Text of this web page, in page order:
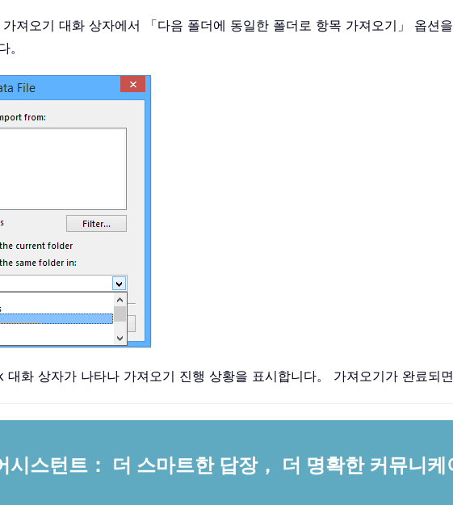
져오기 대화 상자에서 「다음 폴더에 동일한 폴더로 항목 가져오기」 옵션
。
화 상자가 나타나 가져오기 진행 상황을 표시합니다。 가져오기가 완료되면
스턴트： 더 스마트한 답장， 더 명확한 커뮤니